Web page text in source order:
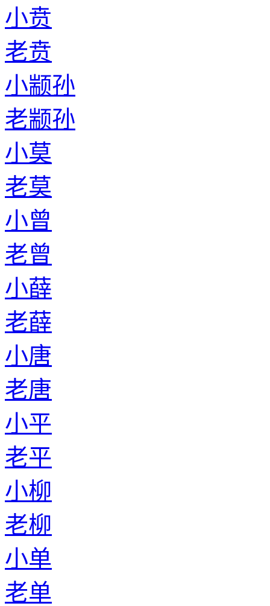
小贲
老贲
小颛孙
老颛孙
小莫
老莫
小曾
老曾
小薛
老薛
小唐
老唐
小平
老平
小柳
老柳
小单
老单